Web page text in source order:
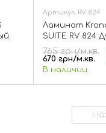
Артикул: RV 824
Ламинат
SUITE RV 824
765 грн/м.кв.
670 грн/м.кв.
В наличии